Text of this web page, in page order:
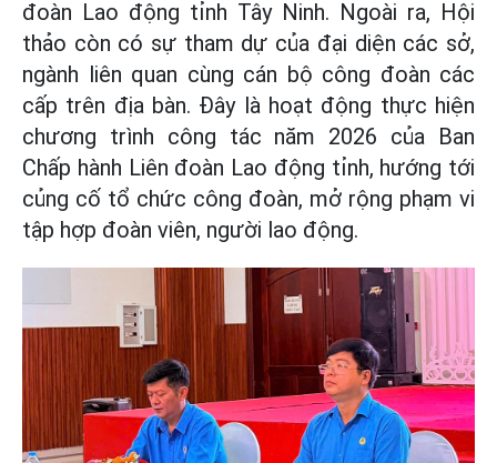
đoàn Lao động tỉnh Tây Ninh. Ngoài ra, Hội
thảo còn có sự tham dự của đại diện các sở,
ngành liên quan cùng cán bộ công đoàn các
cấp trên địa bàn. Đây là hoạt động thực hiện
chương trình công tác năm 2026 của Ban
Chấp hành Liên đoàn Lao động tỉnh, hướng tới
củng cố tổ chức công đoàn, mở rộng phạm vi
tập hợp đoàn viên, người lao động.